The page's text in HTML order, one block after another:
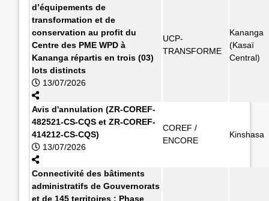
d’équipements de
transformation et de
conservation au profit du
Centre des PME WPD à
Kananga répartis en trois (03)
lots distincts
13/07/2026
UCP-
TRANSFORME
Kananga
(Kasaï
Central)
Avis d'annulation (ZR-COREF-
482521-CS-CQS et ZR-COREF-
414212-CS-CQS)
13/07/2026
COREF /
ENCORE
Kinshasa
Connectivité des bâtiments
administratifs de Gouvernorats
et de 145 territoires : Phase